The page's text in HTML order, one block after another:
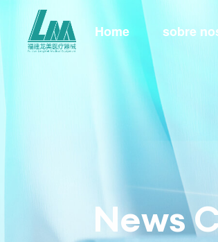
Home sobre
News